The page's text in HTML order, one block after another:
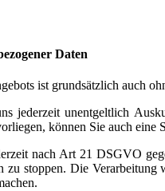
Daten
ist grundsätzlich auch
jederzeit unentgeltlich
können Sie auch
nach Art 21 DSGVO
zu stoppen. Die